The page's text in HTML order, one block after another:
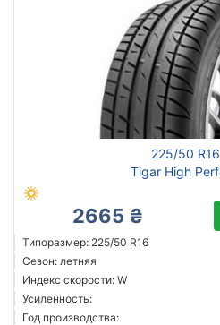
225/50
Tigar High
2665 ₴
Типоразмер: 225/50 R16
Сезон: летняя
Индекс скорости: W
Усиленность:
Год производства: